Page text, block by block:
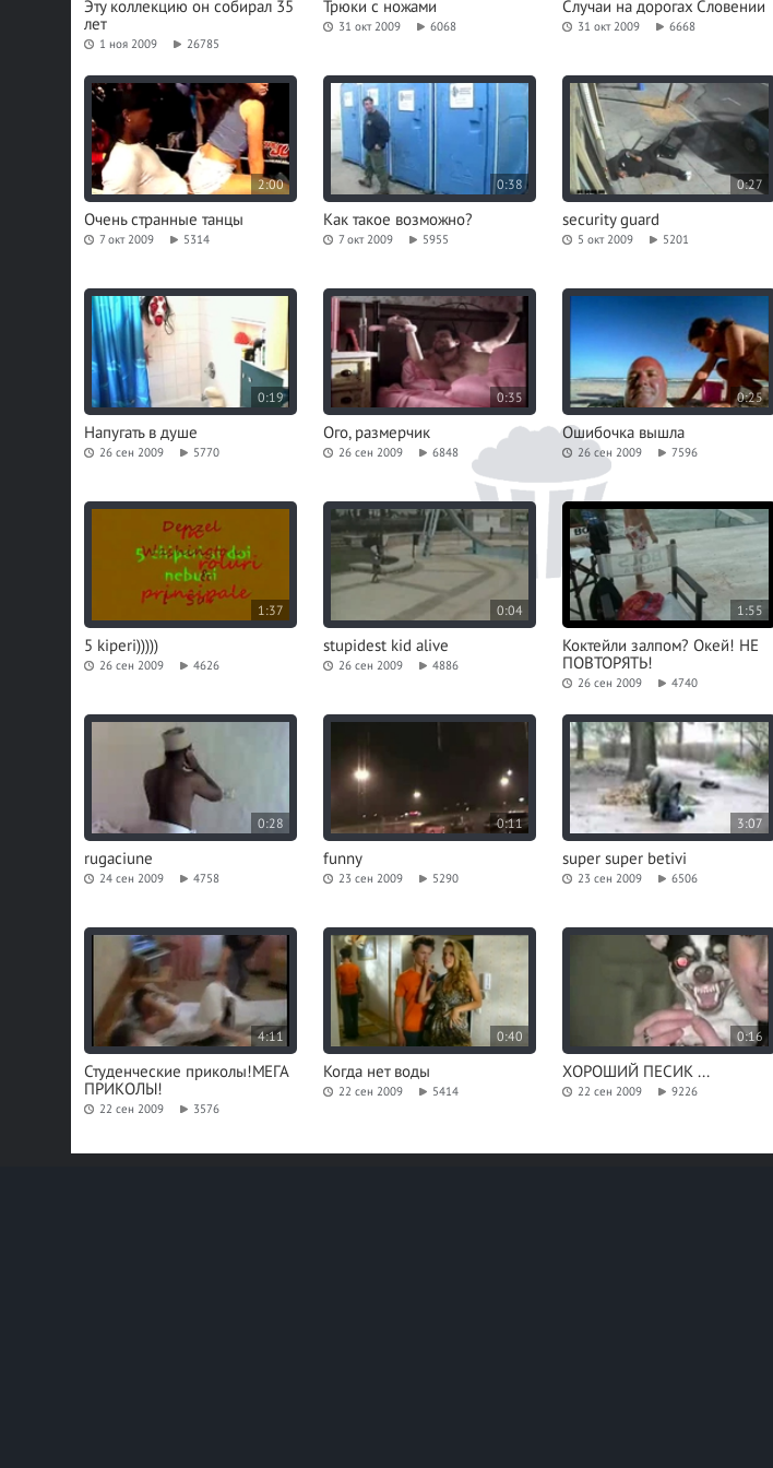
Эту коллекцию он собирал 35
лет
1 ноя 2009 26785
Трюки с ножами
31 окт 2009 6068
Случаи на дорогах Словении
31 окт 2009 6668
2:00
Очень странные танцы
7 окт 2009 5314
0:38
Как такое возможно?
7 окт 2009 5955
0:27
security guard
5 окт 2009 5201
0:19
Напугать в душе
26 сен 2009 5770
0:35
Ого, размерчик
26 сен 2009 6848
0:25
Ошибочка вышла
26 сен 2009 7596
1:37
5 kiperi)))))
26 сен 2009 4626
0:04
stupidest kid alive
26 сен 2009 4886
1:55
Коктейли залпом? Окей! НЕ
ПОВТОРЯТЬ!
26 сен 2009 4740
0:28
rugaciune
24 сен 2009 4758
0:11
funny
23 сен 2009 5290
3:07
super super betivi
23 сен 2009 6506
4:11
Студенческие приколы!МЕГА
ПРИКОЛЫ!
22 сен 2009 3576
0:40
Когда нет воды
22 сен 2009 5414
0:16
ХОРОШИЙ ПЕСИК ...
22 сен 2009 9226